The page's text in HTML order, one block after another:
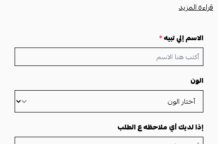
كتابة االاسم او الحرف على العود.
عطر سيارتك بتعليقة. دائمه.
نوفرها بالون الذهبي او الفضي.
طريقة الإستعمال.
يتم اشعالها لمدة 3 ثواني ويتم تبخير السياره.
العود يستخدم عدة مرات
قراءة المزيد
الاسم إلي تبيه*
الون
إذا لديك أي ملاحظه ع الطلب